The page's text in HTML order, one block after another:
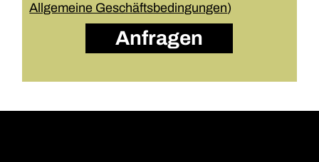
Allgemeine Geschäftsbedingungen)
Anfragen